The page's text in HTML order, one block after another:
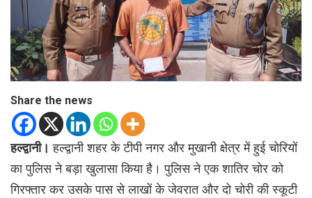
Share the news
हल्द्वानी।हल्द्वानी शहर के टीपी नगर और मुखानी क्षेत्र में हुई चोरियों
का पुलिस ने बड़ा खुलासा किया है। पुलिस ने एक शातिर चोर को
गिरफ्तार कर उसके पास से लाखों के जेवरात और दो चोरी की स्कूटी